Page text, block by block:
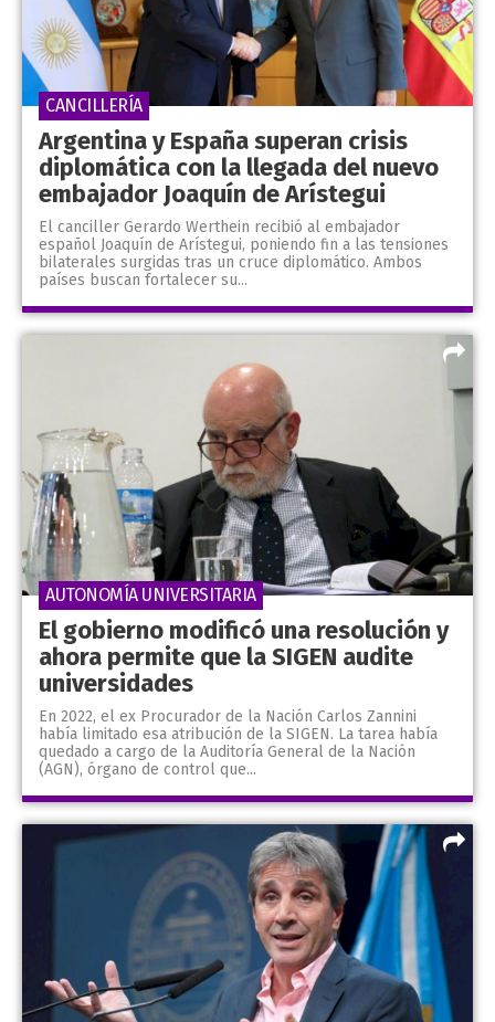
Argentina y España superan crisis
diplomática con la llegada del nuevo
embajador Joaquín de Arístegui
El canciller Gerardo Werthein recibió al embajador
español Joaquín de Arístegui, poniendo fin a las tensiones
bilaterales surgidas tras un cruce diplomático. Ambos
países buscan fortalecer su...
CANCILLERÍA
El gobierno modificó una resolución y
ahora permite que la SIGEN audite
universidades
En 2022, el ex Procurador de la Nación Carlos Zannini
había limitado esa atribución de la SIGEN. La tarea había
quedado a cargo de la Auditoría General de la Nación
(AGN), órgano de control que...
AUTONOMÍA UNIVERSITARIA